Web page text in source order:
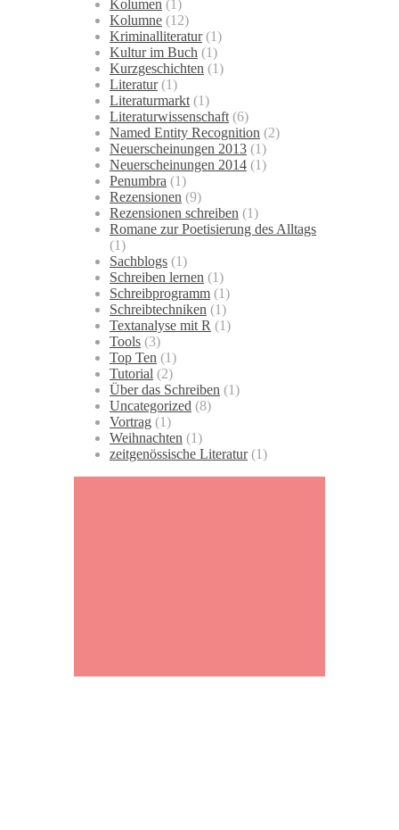
Kolumen (1)
Kolumne (12)
Kriminalliteratur(1)
Kultur im Buch (1)
Kurzgeschichten (1)
Literatur(1)
Literaturmarkt (1)
Literaturwissenschaft (6)
Named Entity Recognition (2)
Neuerscheinungen 2013 (1)
Neuerscheinungen 2014 (1)
Penumbra (1)
Rezensionen (9)
Rezensionen schreiben (1)
Romane zur Poetisierung des Alltags
(1)
Sachblogs (1)
Schreiben lernen (1)
Schreibprogramm (1)
Schreibtechniken (1)
Textanalyse mit R (1)
Tools (3)
Top Ten (1)
Tutorial (2)
Über das Schreiben (1)
Uncategorized (8)
Vortrag (1)
Weihnachten (1)
zeitgenössische Literatur(1)